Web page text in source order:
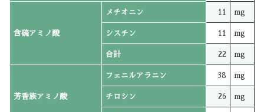
含硫アミノ酸
メチオニン 11 mg
シスチン 11 mg
合計 22 mg
芳香族アミノ酸
フェニルアラニン 38 mg
チロシン 26 mg